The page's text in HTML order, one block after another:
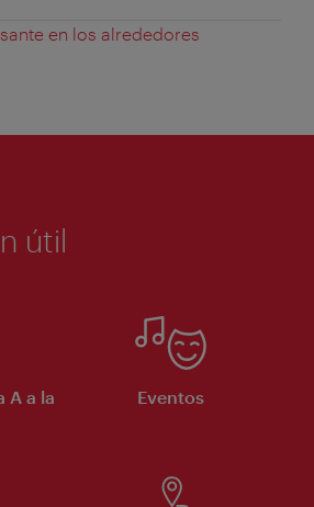
en los alrededores
útil
A a la
Eventos